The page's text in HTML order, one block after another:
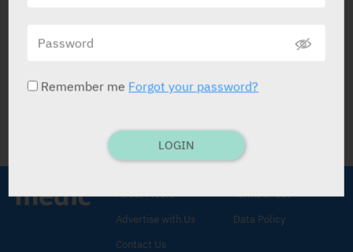
מדיק 08.05.2025
About Medic
Advertise with Us
Contact Us
Terms of Use
Data Policy
Remember me Forgot your password?
LOGIN